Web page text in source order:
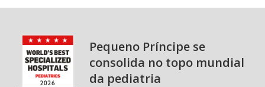
Pequeno Príncipe se
consolida no topo mundial
da pediatria